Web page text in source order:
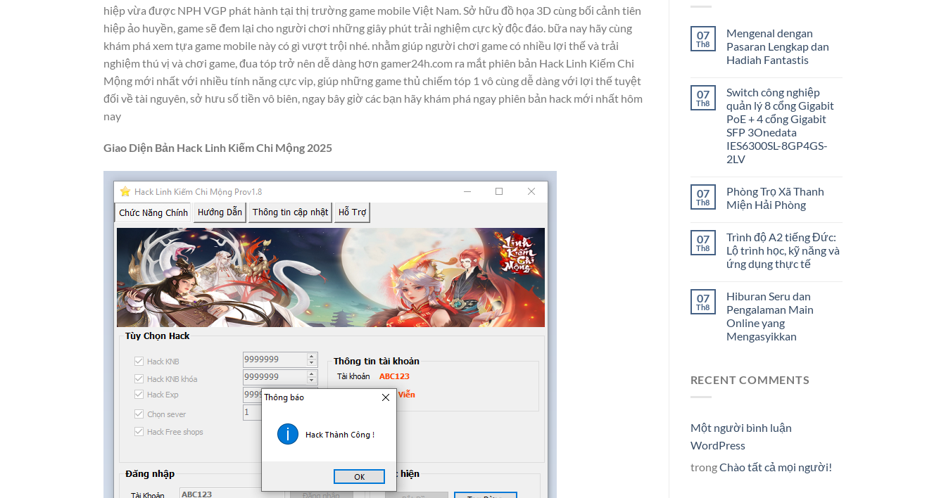
hiệp vừa được NPH VGP phát hành tại thị trường game mobile Việt Nam. Sở hữu đồ họa 3D cùng bối cảnh tiên
hiệp ảo huyền, game sẽ đem lại cho người chơi những giây phút trải nghiệm cực kỳ độc đáo. bữa nay hãy cùng
khám phá xem tựa game mobile này có gì vượt trội nhé. nhằm giúp người chơi game có nhiều lợi thế và trải
nghiệm thú vị và chơi game, đua tóp trở nên dễ dàng hơn gamer24h.com ra mắt phiên bản Hack Linh Kiếm Chi
Mộng mới nhất với nhiều tính năng cực vip, giúp những game thủ chiếm tóp 1 vô cùng dễ dàng với lợi thế tuyệt
đối về tài nguyên, sở hưu số tiền vô biên, ngay bây giờ các bạn hãy khám phá ngay phiên bản hack mới nhất hôm
nay
Giao Diện Bản Hack Linh Kiếm Chi Mộng 2025
07
Th8
Mengenal dengan
Pasaran Lengkap dan
Hadiah Fantastis
07
Th8
Switch công nghiệp
quản lý 8 cổng Gigabit
PoE + 4 cổng Gigabit
SFP 3Onedata
IES6300SL-8GP4GS-
2LV
07
Th8
Phòng Trọ Xã Thanh
Miện Hải Phòng
07
Th8
Trình độ A2 tiếng Đức:
Lộ trình học, kỹ năng và
ứng dụng thực tế
07
Th8
Hiburan Seru dan
Pengalaman Main
Online yang
Mengasyikkan
RECENT COMMENTS
Một người bình luận
WordPress
trongChào tất cả mọi người!